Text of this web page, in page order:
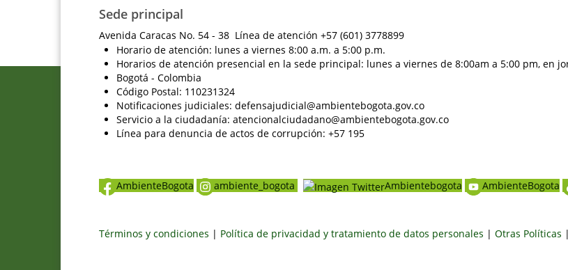
Sede principal
Avenida Caracas No. 54 - 38 Línea de atención +57 (601) 3778899
Horario de atención: lunes a viernes 8:00 a.m. a 5:00 p.m.
Horarios de atención presencial en la sede principal: lunes a viernes de 8:00am a 5:00 pm, en
Bogotá - Colombia
Código Postal: 110231324
Notificaciones judiciales: defensajudicial@ambientebogota.gov.co
Servicio a la ciudadanía: atencionalciudadano@ambientebogota.gov.co
Línea para denuncia de actos de corrupción: +57 195
AmbienteBogota ambiente_bogota Ambientebogota AmbienteBogota
Términos y condiciones | Política de privacidad y tratamiento de datos personales | Otras Políticas |